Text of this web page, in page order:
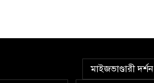
মাইজভাণ্ডারী দর্শন